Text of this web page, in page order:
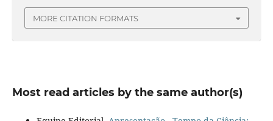
MORE CITATION FORMATS
Most read articles by the same author(s)